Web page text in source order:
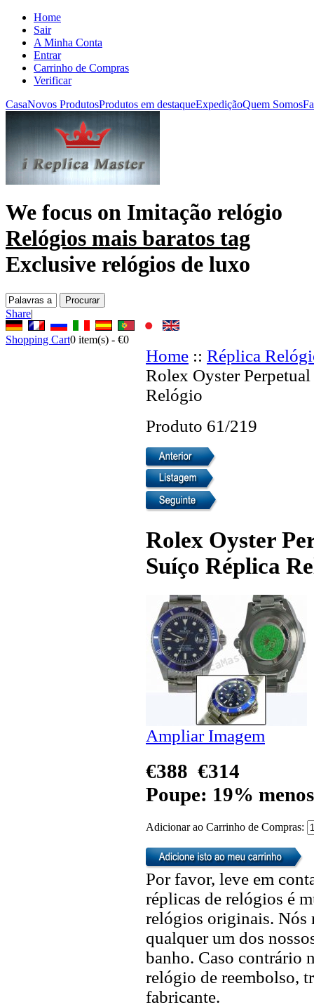
Home
Sair
A Minha Conta
Entrar
Carrinho de Compras
Verificar
CasaNovos ProdutosProdutos em destaqueExpediçãoQuem Somos
We focus on Imitação relógio
Relógios mais baratos tag
Exclusive relógios de luxo
Share|
Shopping Cart0 item(s) - €0
Home :: Réplica
Rolex Oyster
Relógio
Produto 61/219
Rolex Oyster
Suíço Réplica
Ampliar Imagem
€388 €314
Poupe: 19% menos
Adicionar ao Carrinho de Compras:
Por favor, leve em
réplicas de relógios é
relógios originais. Nós
qualquer um dos
banho. Caso contrário
relógio de reembolso,
fabricante.